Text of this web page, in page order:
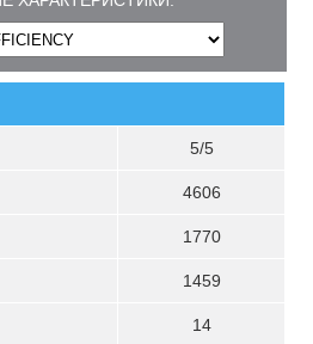
5/5
4606
1770
1459
14